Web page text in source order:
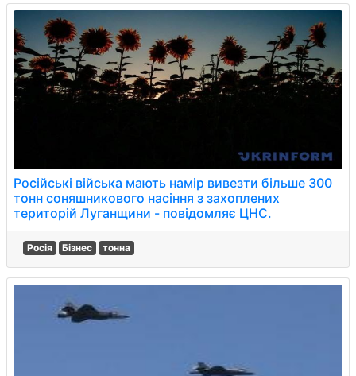
Російські війська мають намір вивезти більше 300
тонн соняшникового насіння з захоплених
територій Луганщини - повідомляє ЦНС.
Росія Бізнес тонна